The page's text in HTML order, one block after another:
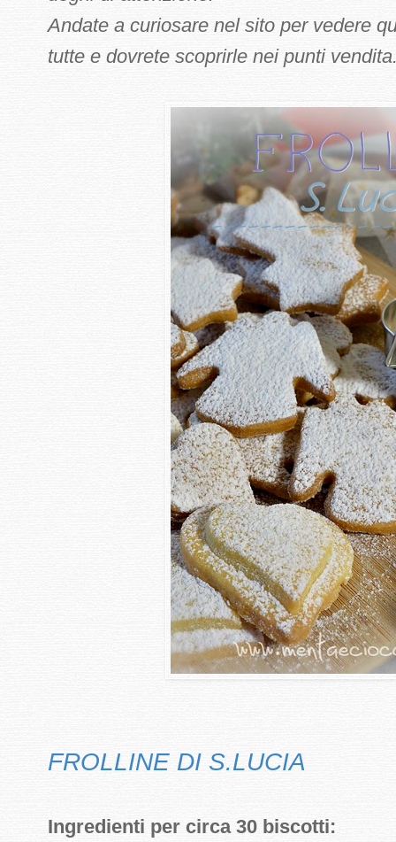
Andate a curiosare nel sito per vedere
tutte e dovrete scoprirle nei punti
FROLLINE DI S.LUCIA
Ingredienti per circa 30 biscotti: